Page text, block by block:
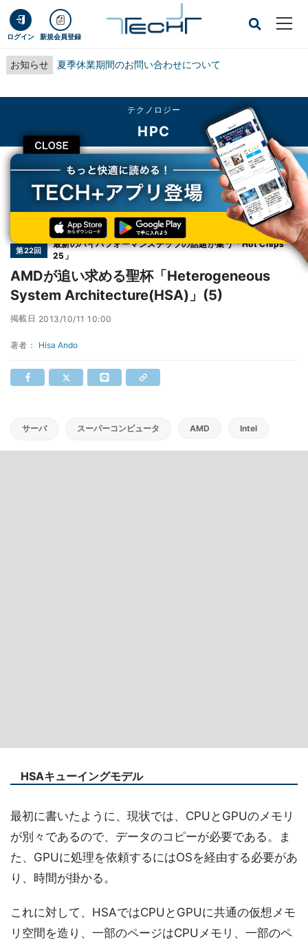
ログイン 新規会員登録
お知らせ 夏季休業期間のお問い合わせについて
CLOSE
テクノロジー
HPC
TECH+ テクノロジー
HPC
AMDが追い求める聖杯「Heterogeneous System Architecture(HSA)」(5)
第22回
最新のハイパフォーマンスチップの話題が集う「Hot Chips
25」
AMDが追い求める聖杯「Heterogeneous
System Architecture(HSA)」(5)
掲載日 2013/10/11 10:00
著者： Hisa Ando
サーバ スーパーコンピュータ AMD Intel
HSAキューイングモデル
最初に書いたように、現状では、CPUとGPUのメモリ
が別々であるので、データのコピーが必要である。ま
た、GPUに処理を依頼するにはOSを経由する必要があ
り、時間が掛かる。
これに対して、HSAではCPUとGPUに共通の仮想メモ
リ空間を造り、一部のページはCPUメモリ、一部のペ